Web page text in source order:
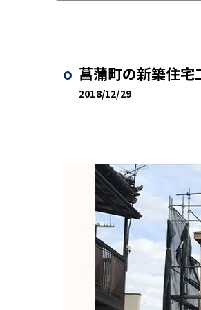
菖蒲町の新築住
2018/12/29